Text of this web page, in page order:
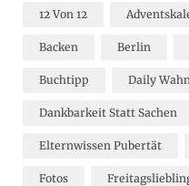
12 Von 12
Backen Berlin
Buchtipp Daily
Dankbarkeit Statt Sachen
Elternwissen Pubertät
Fotos